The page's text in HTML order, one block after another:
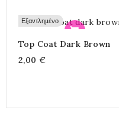
Εξαντλημένο
Top Coat Dark Brown
2,00 €